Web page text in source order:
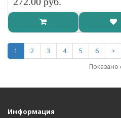
1 2 3 4 5 6 >
Показано
Информация